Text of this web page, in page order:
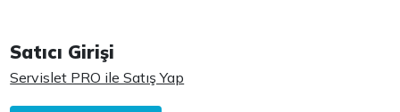
Satıcı Girişi
Servislet PRO ile Satış Yap